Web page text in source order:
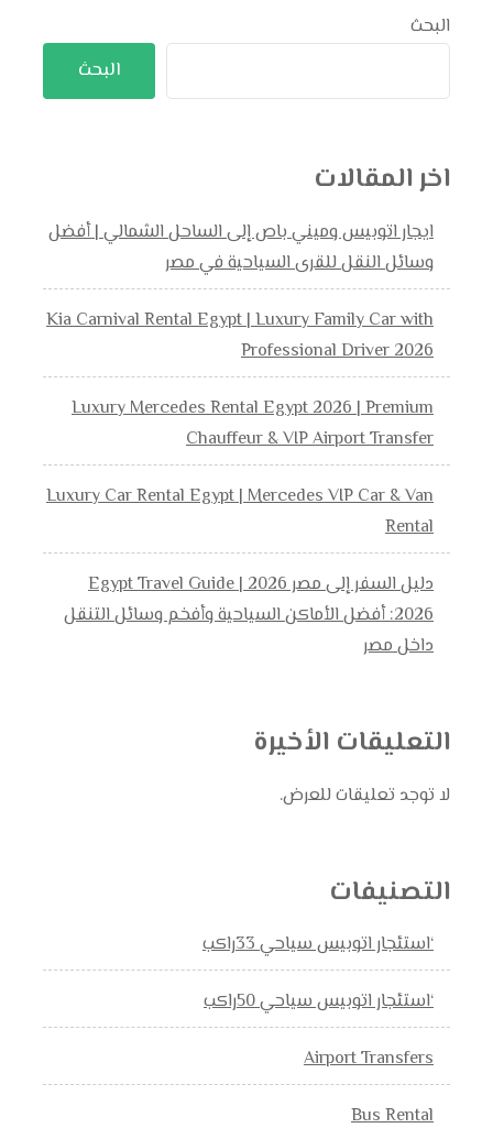
البحث
البحث
اخر المقالات
ايجار اتوبيس وميني باص إلى الساحل الشمالي | أفضل
وسائل النقل للقرى السياحية في مصر
Kia Carnival Rental Egypt | Luxury Family Car with
Professional Driver 2026
Luxury Mercedes Rental Egypt 2026 | Premium
Chauffeur & VIP Airport Transfer
Luxury Car Rental Egypt | Mercedes VIP Car & Van
Rental
دليل السفر إلى مصر 2026 | Egypt Travel Guide
2026: أفضل الأماكن السياحية وأفخم وسائل التنقل
داخل مصر
التعليقات الأخيرة
لا توجد تعليقات للعرض.
التصنيفات
‘استئجار اتوبيس سياحي 33راكب
‘استئجار اتوبيس سياحي 50راكب
Airport Transfers
Bus Rental